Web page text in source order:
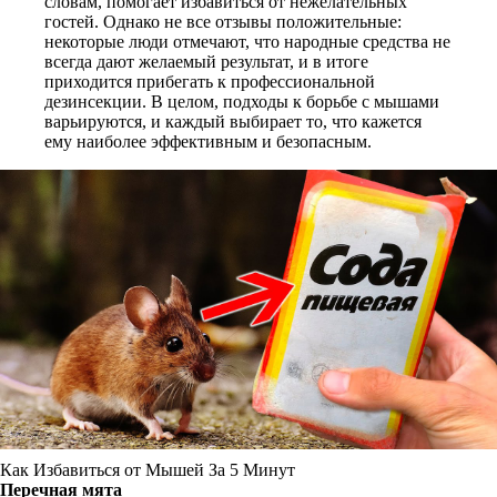
гостей. Однако не все отзывы положительные:
некоторые люди отмечают, что народные средства не
всегда дают желаемый результат, и в итоге
приходится прибегать к профессиональной
дезинсекции. В целом, подходы к борьбе с мышами
варьируются, и каждый выбирает то, что кажется
ему наиболее эффективным и безопасным.
Как Избавиться от Мышей За 5 Минут
Перечная мята